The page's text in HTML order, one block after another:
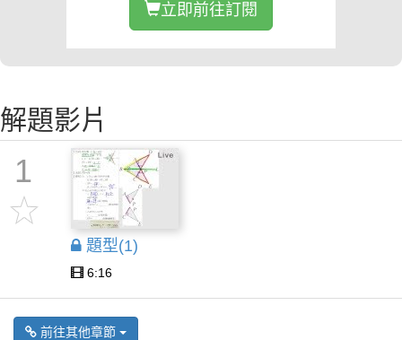
立即前往訂閱
解題影片
1
題型(1)
6:16
前往其他章節